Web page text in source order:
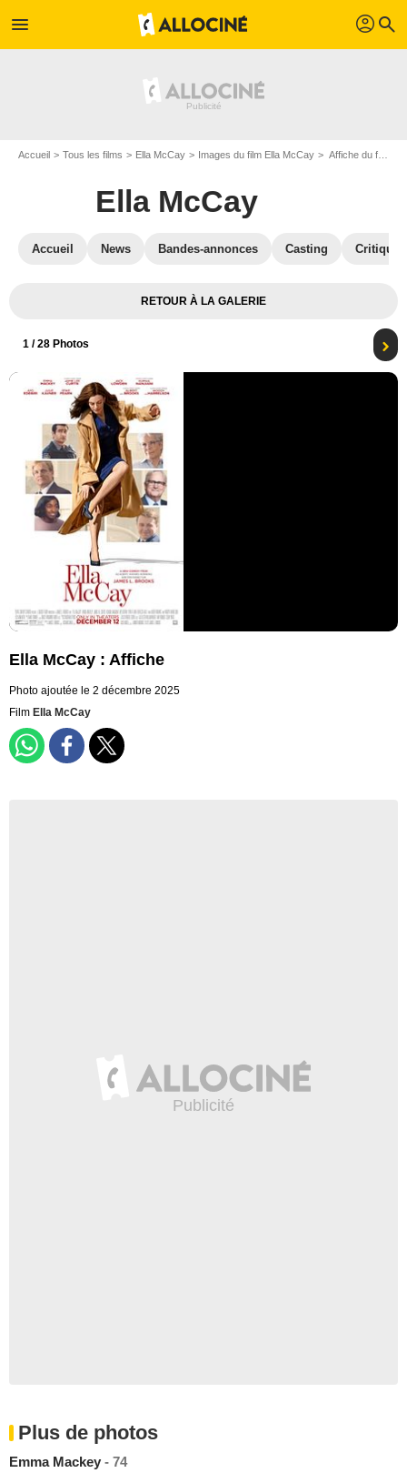
menu profil search
Accueil Tous les films Ella McCay Images du film Ella McCay Affiche du film Ella McCay - Photo 1
Ella McCay
Accueil News Bandes-annonces Casting
RETOUR À LA GALERIE
1 / 28 Photos
Ella McCay : Affiche
Photo ajoutée le 2 décembre 2025
Film Ella McCay
Plus de photos
Emma Mackey - 74